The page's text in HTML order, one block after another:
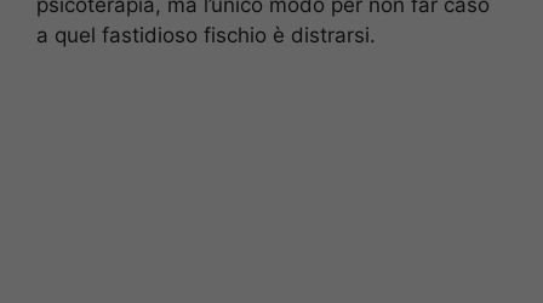
psicoterapia, ma l’unico modo per non far caso
a quel fastidioso fischio è distrarsi.